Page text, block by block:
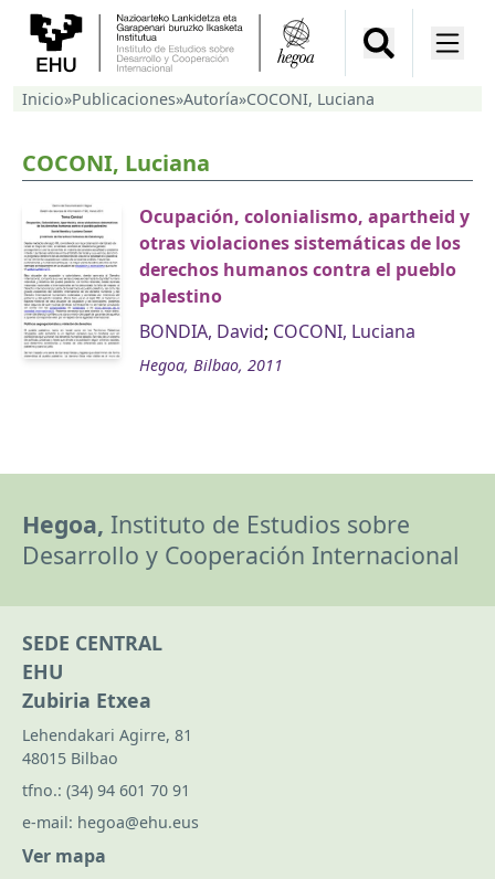
Inicio»Publicaciones»Autoría»COCONI, Luciana
COCONI, Luciana
Ocupación, colonialismo, apartheid y
otras violaciones sistemáticas de los
derechos humanos contra el pueblo
palestino
BONDIA, David; COCONI, Luciana
Hegoa, Bilbao, 2011
Hegoa, Instituto de Estudios sobre
Desarrollo y Cooperación Internacional
SEDE CENTRAL
EHU
Zubiria Etxea
Lehendakari Agirre, 81
48015 Bilbao
tfno.: (34) 94 601 70 91
e-mail: hegoa@ehu.eus
Ver mapa